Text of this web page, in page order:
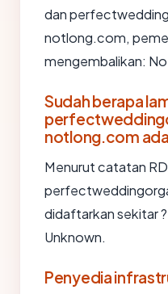
dan
notlong.com,
mengembalikan:
Sudah berapa
notlong.com
Menurut catatan
didaftarkan sekitar
Unknown.
Penyedia